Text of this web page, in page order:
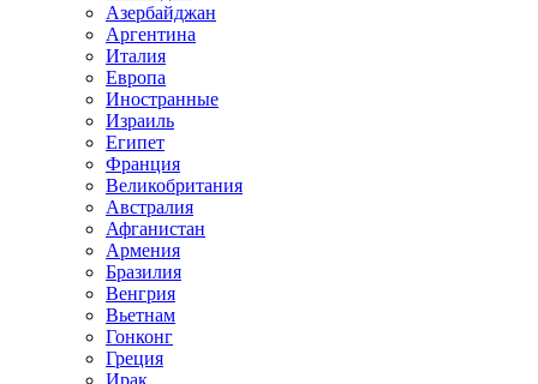
Азербайджан
Аргентина
Италия
Европа
Иностранные
Израиль
Египет
Франция
Великобритания
Австралия
Афганистан
Армения
Бразилия
Венгрия
Вьетнам
Гонконг
Греция